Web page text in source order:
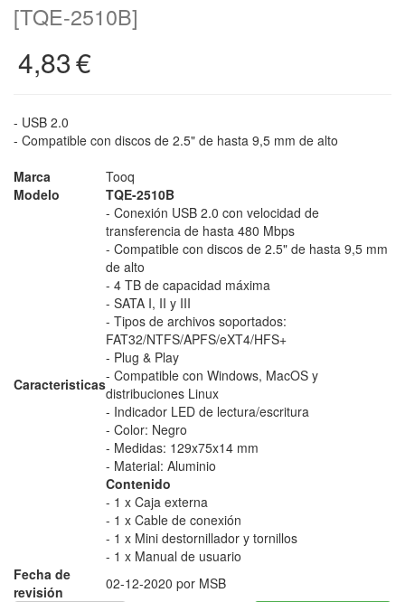
[TQE-2510B]
4,83€
- USB 2.0
- Compatible con discos de 2.5" de hasta 9,5 mm de alto
Marca
Tooq
Modelo
TQE-2510B
Caracteristicas
- Conexión USB 2.0 con velocidad de
transferencia de hasta 480 Mbps
- Compatible con discos de 2.5" de hasta 9,5 mm
de alto
- 4 TB de capacidad máxima
- SATA I, II y III
- Tipos de archivos soportados:
FAT32/NTFS/APFS/eXT4/HFS+
- Plug & Play
- Compatible con Windows, MacOS y
distribuciones Linux
- Indicador LED de lectura/escritura
- Color: Negro
- Medidas: 129x75x14 mm
- Material: Aluminio
Contenido
- 1 x Caja externa
- 1 x Cable de conexión
- 1 x Mini destornillador y tornillos
- 1 x Manual de usuario
Fecha de
revisión
02-12-2020 por MSB